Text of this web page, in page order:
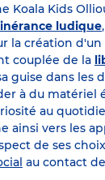
Koala Kids
ludique
la création d'un
couplée de la
guise dans les
à du matériel
au
ainsi vers les
de ses
au contact